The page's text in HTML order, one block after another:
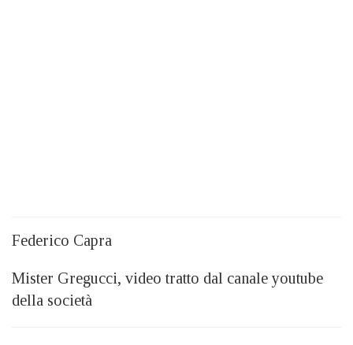
Federico Capra
Mister Gregucci, video tratto dal canale youtube
della società